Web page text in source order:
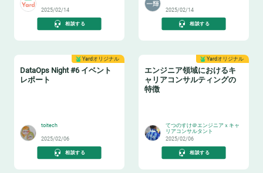
2025/02/14
相談する
2025/02/14
相談する
Yardオリジナル
DataOps Night #6 イベント
レポート
toitech
2025/02/06
相談する
Yardオリジナル
エンジニア領域におけるキ
ャリアコンサルティングの
特徴
てつのすけ＠エンジニアｘキャ
リアコンサルタント
2025/02/06
相談する